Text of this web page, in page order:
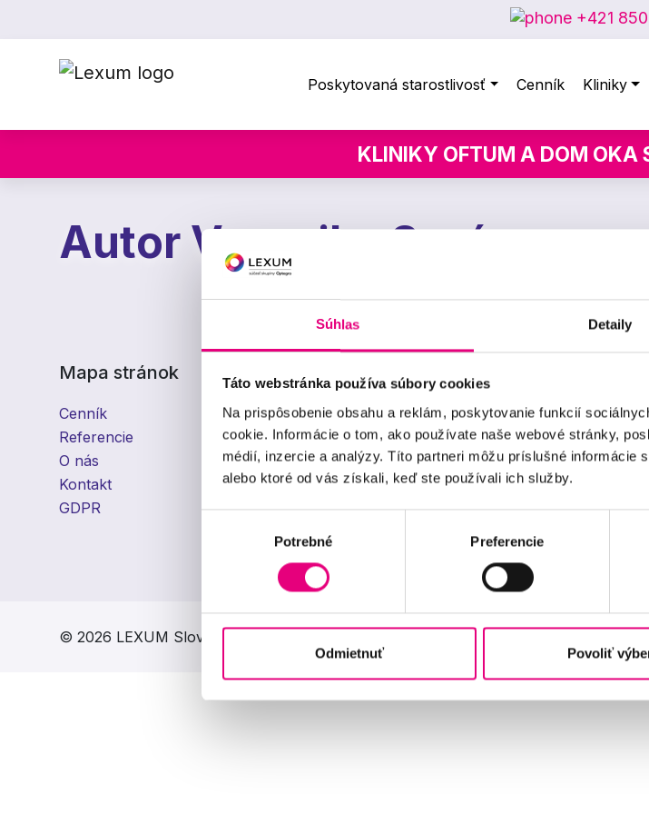
Súhlas Detaily
Táto webstránka používa súbory cookies
Na prispôsobenie obsahu a reklám, poskytovanie funkcií
cookie. Informácie o tom, ako používate naše webové stránky,
médií, inzercie a analýzy. Títo partneri môžu príslušné
alebo ktoré od vás získali, keď ste používali ich služby.
Potrebné Preferencie
Odmietnuť Povoliť
+421
Poskytovaná starostlivosť Cenník Kliniky
KLINIKY OFTUM A DOM OKA
Autor Veronika Sosín
Mapa stránok
Cenník
Referencie
O nás
Kontakt
GDPR
Aktuality
Kariéra
Darčekový poukaz na kliniky
Darčekový poukaz do optík
Zásady použitia cookies
Zmena nastavenia cookies
© 2026 LEXUM Slovakia s.r.o.